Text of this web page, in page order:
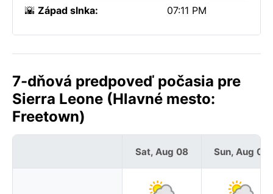
🌇 Západ slnka: 07:11 PM
7-dňová predpoveď počasia pre
Sierra Leone (Hlavné mesto:
Freetown)
Sat, Aug 08 Sun, Aug 09